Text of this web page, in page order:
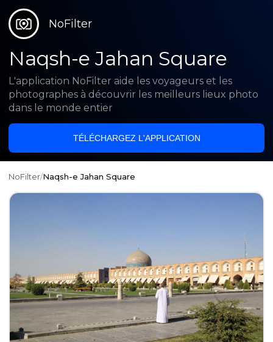
NoFilter
Naqsh-e Jahan Square
L'application NoFilter aide les voyageurs et les
photographes à découvrir les meilleurs lieux photo
dans le monde entier
TÉLÉCHARGEZ L'APPLICATION
NoFilter/Naqsh-e Jahan Square